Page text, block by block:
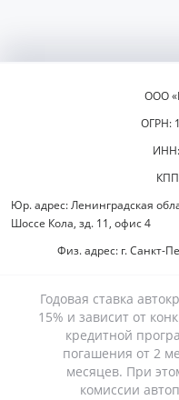
ООО
ОГРН:
Юр. адрес: Ленинградская
Шоссе Кола, зд. 11, офис 4
Физ. адрес: г. Санкт-
Годовая ставка
15% и зависит от
кредитной
погашения от 2
месяцев. При
комиссии